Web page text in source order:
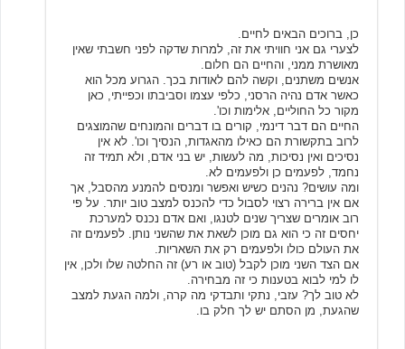
כן, ברוכים הבאים לחיים.
לצערי גם אני חוויתי את זה, למרות שדקה לפני חשבתי שאין
מאושרת ממני, והחיים הם חלום.
אנשים משתנים, וקשה להם לאודות בכך. הגרוע מכל הוא
כאשר אדם נהיה הרסני, כלפי עצמו וסביבתו וכפייתי, כאן
מקור כל החוליים, אלימות וכו'.
החיים הם דבר דינמי, קורים בו דברים והמונחים שהמוצגים
לרוב בתקשורת הם כאילו מהאגדות, הנסיך וכו'. לא אין
נסיכים ואין נסיכות, מה לעשות, יש בני אדם, ולא תמיד זה
נחמד, לפעמים כן ולפעמים לא.
ומה עושים? נהנים כשיש ואפשר ומנסים להמנע מהסבל, אך
אם אין ברירה רצוי לסבול כדי להכנס למצב טוב יותר. על פי
רוב אומרים שצריך שנים לטנגו, ואם אדם נכנס למערכת
יחסים זה כי הוא גם מוכן לשאת את שהשני נותן. לפעמים זה
את העולם כולו ולפעמים רק את השאריות.
אם הצד השני מוכן לקבל (טוב או רע) זה החלטה שלו ולכן, אין
לו למי לבוא בטענות כי זה מבחירה.
לא טוב לך? עזבי, נתקי ותבדקי מה קרה, ולמה הגעת למצב
שהגעת, מן הסתם יש לך חלק בו.